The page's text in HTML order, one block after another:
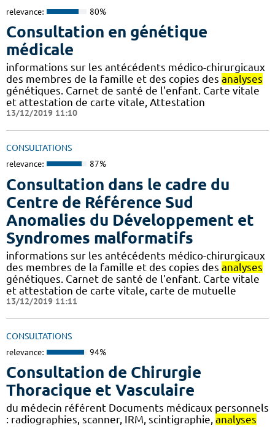
relevance: 80%
Consultation en génétique
médicale
informations sur les antécédents médico-chirurgicaux
des membres de la famille et des copies des analyses
génétiques. Carnet de santé de l'enfant. Carte vitale
et attestation de carte vitale, Attestation
13/12/2019 11:10
CONSULTATIONS
relevance: 87%
Consultation dans le cadre du
Centre de Référence Sud
Anomalies du Développement et
Syndromes malformatifs
informations sur les antécédents médico-chirurgicaux
des membres de la famille et des copies des analyses
génétiques. Carnet de santé de l'enfant. Carte vitale
et attestation de carte vitale, carte de mutuelle
13/12/2019 11:11
CONSULTATIONS
relevance: 94%
Consultation de Chirurgie
Thoracique et Vasculaire
du médecin référent Documents médicaux personnels
: radiographies, scanner, IRM, scintigraphie, analyses